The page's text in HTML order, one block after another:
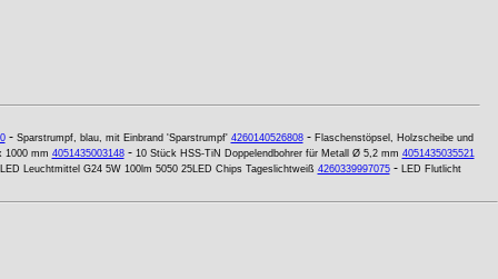
- Sparstrumpf, blau, mit Einbrand 'Sparstrumpf' 4260140526808- Flaschenstöpsel, Holzscheibe und
1000 mm 4051435003148- 10 Stück HSS-TiN Doppelendbohrer für Metall Ø 5,2 mm 4051435035521
LED Leuchtmittel G24 5W 100lm 5050 25LED Chips Tageslichtweiß 4260339997075- LED Flutlicht